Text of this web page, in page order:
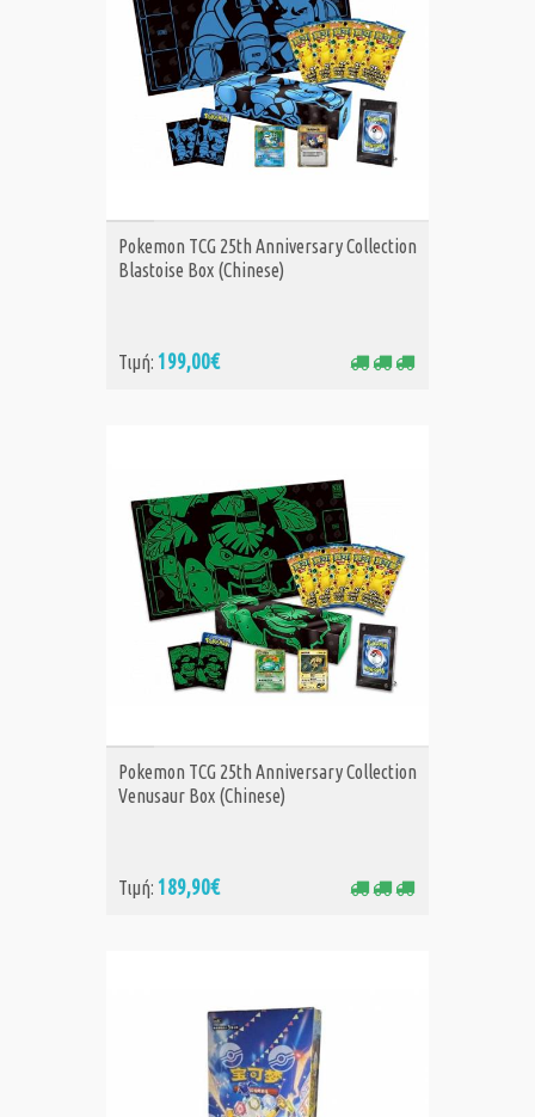
ΑΓΟΡΑ
Pokemon TCG 25th Anniversary Collection
Blastoise Box (Chinese)
Τιμή: 199,00€
ΑΓΟΡΑ
Pokemon TCG 25th Anniversary Collection
Venusaur Box (Chinese)
Τιμή: 189,90€